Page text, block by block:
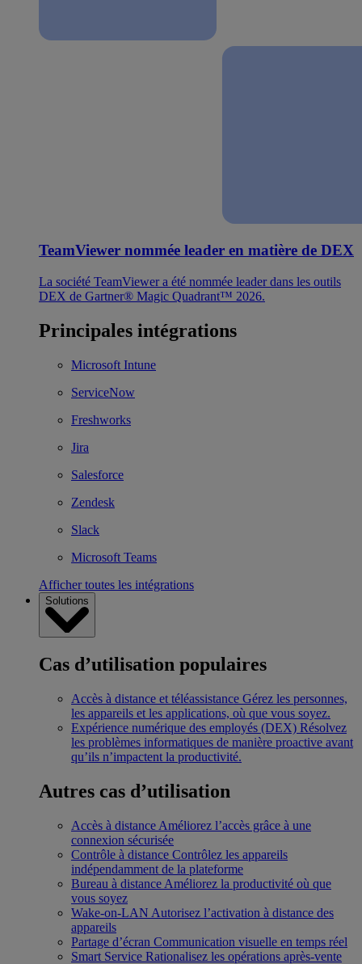
TeamViewer nommée leader en matière de DEX
La société TeamViewer a été nommée leader dans les outils
DEX de Gartner® Magic Quadrant™ 2026.
Principales intégrations
Microsoft Intune
ServiceNow
Freshworks
Jira
Salesforce
Zendesk
Slack
Microsoft Teams
Afficher toutes les intégrations
Solutions
Cas d’utilisation populaires
Accès à distance et téléassistance Gérez les personnes,
les appareils et les applications, où que vous soyez.
Expérience numérique des employés (DEX) Résolvez
les problèmes informatiques de manière proactive avant
qu’ils n’impactent la productivité.
Autres cas d’utilisation
Accès à distance Améliorez l’accès grâce à une
connexion sécurisée
Contrôle à distance Contrôlez les appareils
indépendamment de la plateforme
Bureau à distance Améliorez la productivité où que
vous soyez
Wake-on-LAN Autorisez l’activation à distance des
appareils
Partage d’écran Communication visuelle en temps réel
Smart Service Rationalisez les opérations après-vente